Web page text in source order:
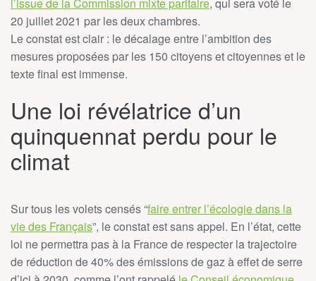
20 juillet 2021 par les deux chambres.
Le constat est clair : le décalage entre l’ambition des
mesures proposées par les 150 citoyens et citoyennes et le
texte final est immense.
Une loi révélatrice d’un
quinquennat perdu pour le
climat
Sur tous les volets censés “faire entrer l’écologie dans la
vie des Français”, le constat est sans appel. En l’état, cette
loi ne permettra pas à la France de respecter la trajectoire
de réduction de 40% des émissions de gaz à effet de serre